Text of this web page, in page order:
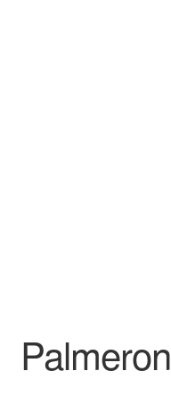
Palmeron